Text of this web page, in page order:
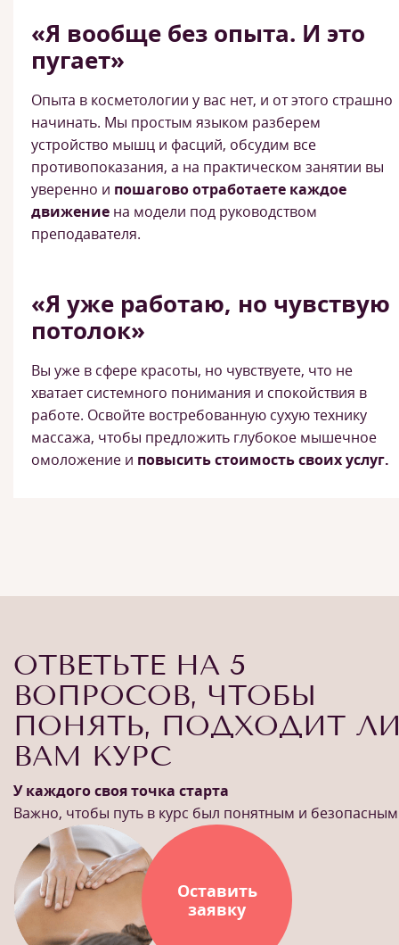
«Я вообще без опыта. И это
пугает»
Опыта в косметологии у вас нет, и от этого страшно
начинать. Мы простым языком разберем
устройство мышц и фасций, обсудим все
противопоказания, а на практическом занятии вы
уверенно и пошагово отработаете каждое
движение на модели под руководством
преподавателя.
«Я уже работаю, но чувствую
потолок»
Вы уже в сфере красоты, но чувствуете, что не
хватает системного понимания и спокойствия в
работе. Освойте востребованную сухую технику
массажа, чтобы предложить глубокое мышечное
омоложение и повысить стоимость своих услуг.
ОТВЕТЬТЕ НА 5
ВОПРОСОВ, ЧТОБЫ
ПОНЯТЬ, ПОДХОДИТ
ВАМ КУРС
У каждого своя точка старта
Важно, чтобы путь в курс был понятным и безопасным
Оставить
заявку